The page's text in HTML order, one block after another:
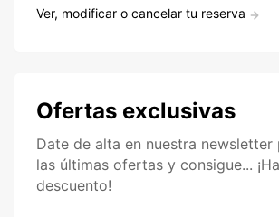
Ver, modificar o cancelar tu reserva
Ofertas exclusivas
Date de alta en nuestra newsletter
las últimas ofertas y consigue...
descuento!